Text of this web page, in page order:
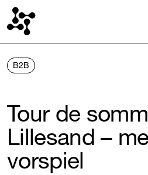
B2B
Tour de
Lillesand –
vorspiel